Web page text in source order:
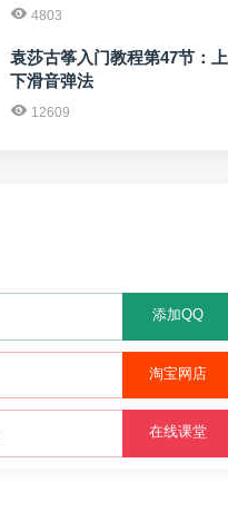
4803
袁莎古筝入门教程第47节：上
下滑音弹法
12609
添加QQ
淘宝网店
在线课堂